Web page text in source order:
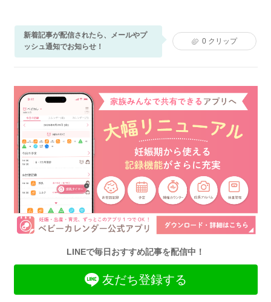
新着記事が配信されたら、メールやプ
ッシュ通知でお知らせ！
0 クリップ
LINEで毎日おすすめ記事を配信中！
友だち登録する